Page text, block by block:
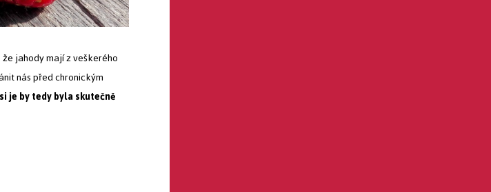
jahody mají z veškerého
nás před chronickým
je by tedy byla skutečně